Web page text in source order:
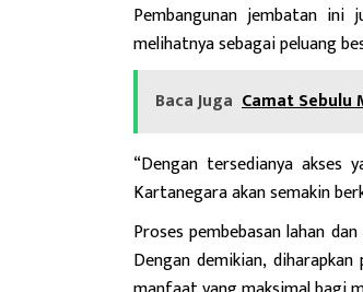
Pembangunan jembatan ini
melihatnya sebagai peluang
Baca Juga Camat Sebulu
“Dengan tersedianya akses
Kartanegara akan semakin
Proses pembebasan lahan
Dengan demikian,